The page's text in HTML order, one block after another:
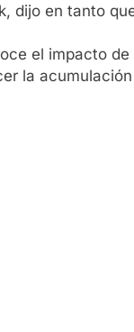
dijo en tanto
el impacto
la